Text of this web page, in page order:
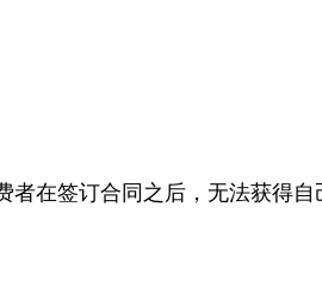
在签订合同之后，无法获得自